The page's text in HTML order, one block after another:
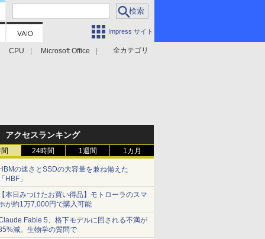
Impress サイト
全カテゴリ
CPU Microsoft Office
アクセスランキング
24時間 1週間 1カ月
の速さとSSDの大容量を兼ね備えた
HBF」
本日みつけたお買い得品】モトローラのスマ
が約1万7,000円で購入可能
Fable 5、格下モデルに回される不満が
減。生物学の質問で